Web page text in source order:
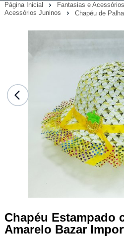
Página Inicial Fantasias e Acessórios
Acessórios Juninos
Chapéu de
Chapéu Estampado
Amarelo Bazar